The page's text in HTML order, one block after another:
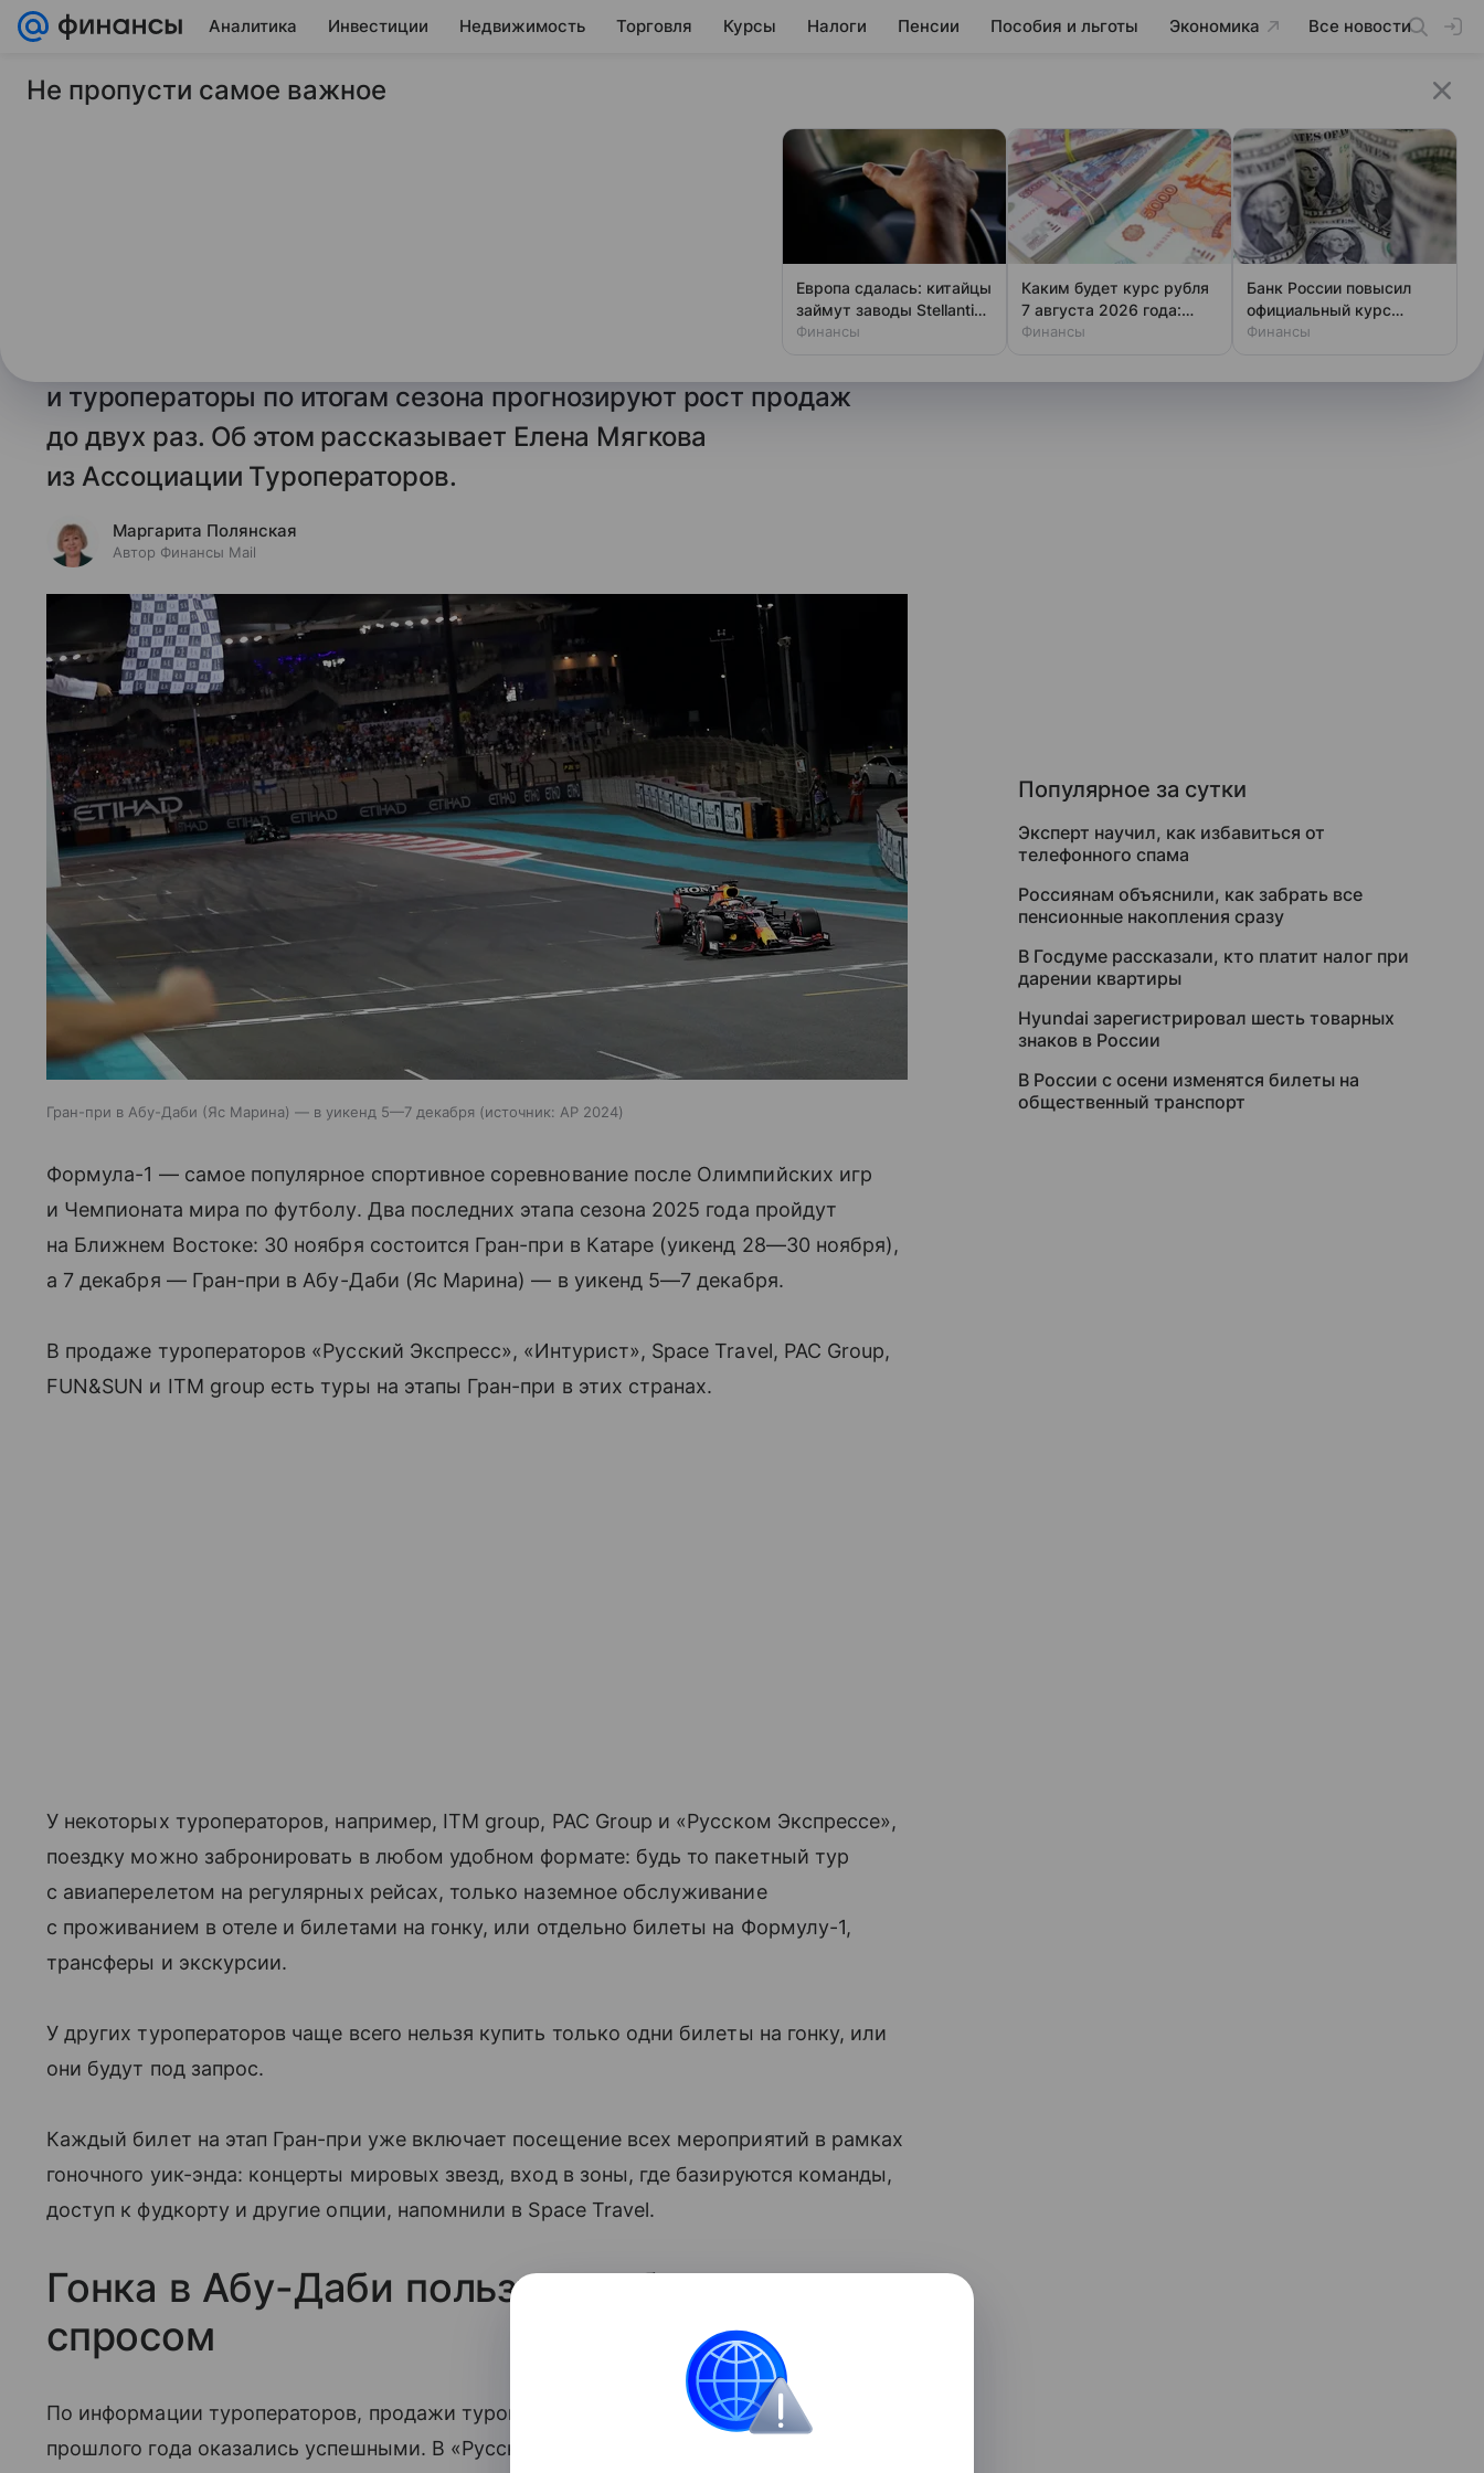
Аналитика Инвестиции Недвижимость Торговля Курсы Налоги Пенсии Пособия и льготы Экономика Все новости
14 августа 2025 Финансы Mail
сколько стоят туры на Формулу-1 в
В конце года на Ближнем Востоке пройдут два этапа Формулы-1.
и туроператоры по итогам сезона прогнозируют рост продаж
до двух раз. Об этом рассказывает Елена Мягкова
из Ассоциации Туроператоров.
Маргарита Полянская
Автор Финансы Mail
Гран-при в Абу-Даби (Яс Марина) — в уикенд 5—7 декабря источник: AP 2024
Формула-1 — самое популярное спортивное соревнование после Олимпийских игр
и Чемпионата мира по футболу. Два последних этапа сезона 2025 года пройдут
на Ближнем Востоке: 30 ноября состоится Гран-при в Катаре (уикенд 28—30 ноября),
а 7 декабря — Гран-при в Абу-Даби (Яс Марина) — в уикенд 5—7 декабря.
В продаже туроператоров «Русский Экспресс», «Интурист», Space Travel, PAC Group,
FUN&SUN и ITM group есть туры на этапы Гран-при в этих странах.
У некоторых туроператоров, например, ITM group, PAC Group и «Русском Экспрессе»,
поездку можно забронировать в любом удобном формате: будь то пакетный тур
с авиаперелетом на регулярных рейсах, только наземное обслуживание
с проживанием в отеле и билетами на гонку, или отдельно билеты на Формулу-1,
трансферы и экскурсии.
У других туроператоров чаще всего нельзя купить только одни билеты на гонку, или
они будут под запрос.
Каждый билет на этап Гран-при уже включает посещение всех мероприятий в рамках
гоночного уик-энда: концерты мировых звезд, вход в зоны, где базируются команды,
доступ к фудкорту и другие опции, напомнили в Space Travel.
Гонка в Абу-Даби пользуется большим
спросом
По информации туроператоров, продажи туров на этапы Формулы-1 по итогам
прошлого года оказались успешными. В «Русском Экспрессе» количество
Популярное за сутки
Эксперт научил, как избавиться от
телефонного спама
Россиянам объяснили, как забрать все
пенсионные накопления сразу
В Госдуме рассказали, кто платит налог при
дарении квартиры
Hyundai зарегистрировал шесть товарных
знаков в России
В России с осени изменятся билеты на
общественный транспорт
Не пропусти самое важное
Европа сдалась: китайцы
займут заводы Stellantis
и Ford
Финансы
Каким будет курс рубля
7 августа 2026 года:
прогноз эксперта
Финансы
Банк России повысил
официальный курс
доллара на пятницу
Финансы